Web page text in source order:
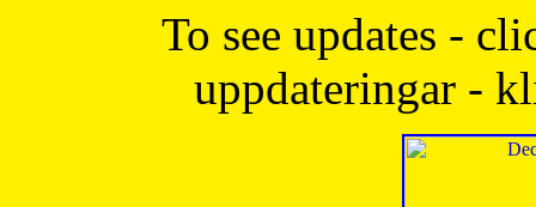
To see updates -
uppdateringar -